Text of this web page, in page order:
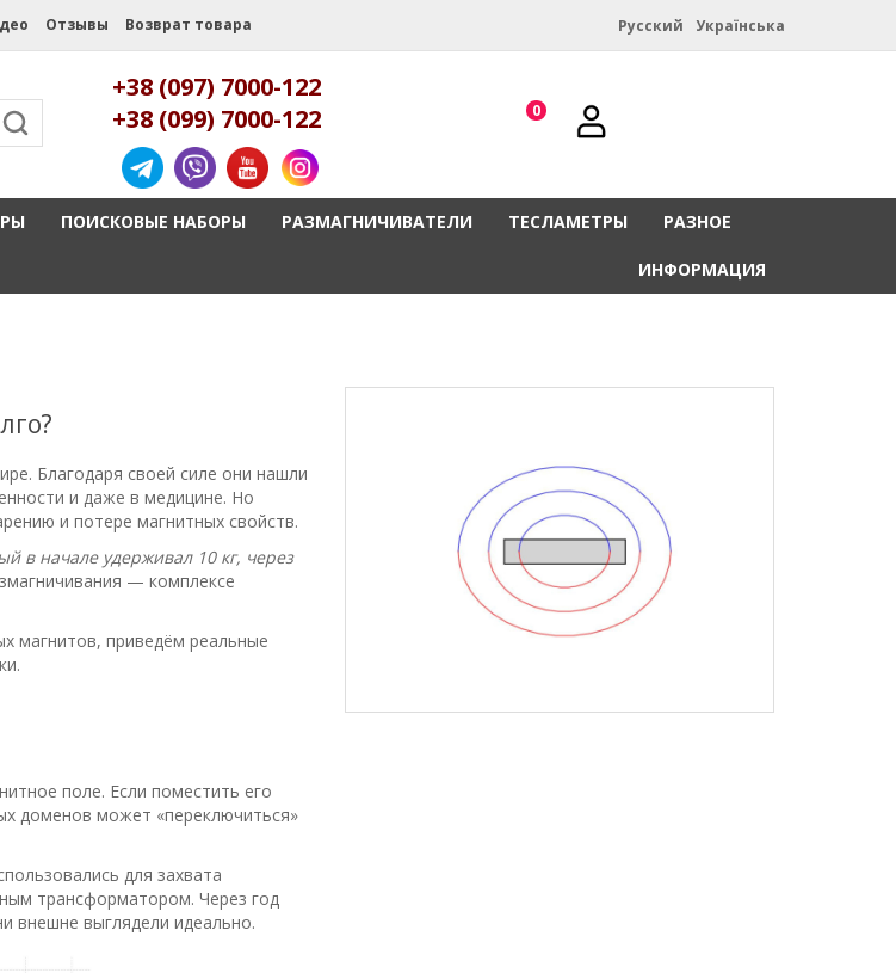
Отзывы Возврат товара Русский Українська
+38 (097) 7000-122
+38 (099) 7000-122
0
ПОИСКОВЫЕ НАБОРЫ РАЗМАГНИЧИВАТЕЛИ ТЕСЛАМЕТРЫ РАЗНОЕ
ИНФОРМАЦИЯ
Благодаря своей силе они нашли
и даже в медицине. Но
и потере магнитных свойств.
в начале удерживал 10 кг, через
— комплексе
магнитов, приведём реальные
поле. Если поместить его
доменов может «переключиться»
для захвата
трансформатором. Через год
внешне выглядели идеально.